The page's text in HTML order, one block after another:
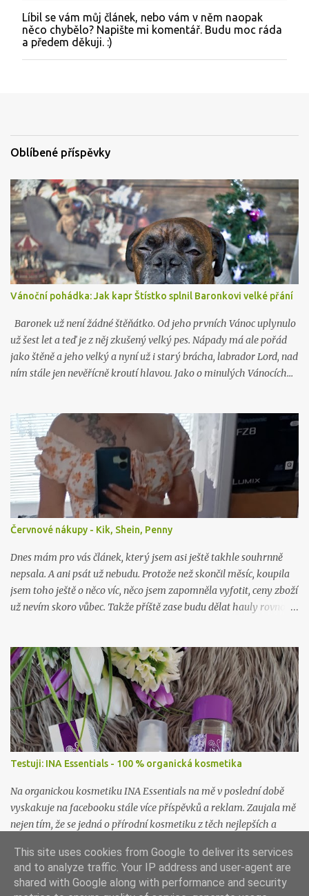
O
k
o
m
a
Líbil se vám můj článek, nebo vám v něm naopak
něco chybělo? Napište mi komentář. Budu moc ráda
a předem děkuji. :)
Oblíbené příspěvky
Vánoční pohádka: Jak kapr Štístko splnil Baronkovi velké přání
Baronek už není žádné štěňátko. Od jeho prvních Vánoc uplynulo
už šest let a teď je z něj zkušený velký pes. Nápady má ale pořád
jako štěně a jeho velký a nyní už i starý brácha, labrador Lord, nad
ním stále jen nevěřícně kroutí hlavou. Jako o minulých Vánocích…
Červnové nákupy - Kik, Shein, Penny
Dnes mám pro vás článek, který jsem asi ještě takhle souhrnně
nepsala. A ani psát už nebudu. Protože než skončil měsíc, koupila
jsem toho ještě o něco víc, něco jsem zapomněla vyfotit, ceny zboží
už nevím skoro vůbec. Takže příště zase budu dělat hauly rovnou
Testuji: INA Essentials - 100 % organická kosmetika
Na organickou kosmetiku INA Essentials na mě v poslední době
vyskakuje na facebooku stále více příspěvků a reklam. Zaujala mě
nejen tím, že se jedná o přírodní kosmetiku z těch nejlepších a
takové já ráda podpořím a samozřejmě i vyzkouším. Proto jsem
neváhala ani chviličku a rozhodla se nějaké jejich produkty
otestovat. Firma mě příjemně překvapila, když mi dovolila vybrat
This site uses cookies from Google to deliver its services
and to analyze traffic. Your IP address and user-agent are
shared with Google along with performance and security